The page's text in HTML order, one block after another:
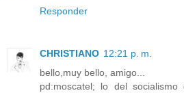
Responder
CHRISTIANO 12:21 p. m.
bello,muy bello, amigo...
pd:moscatel; lo del